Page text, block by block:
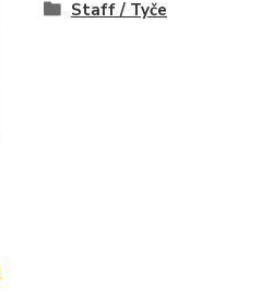
Staff / Tyče